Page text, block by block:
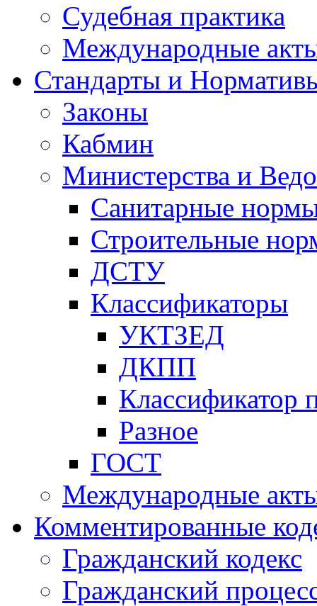
Судебная практика
Международные
Стандарты и
Законы
Кабмин
Министерства и
Санитарные
Строительные
ДСТУ
Классификаторы
УКТЗЕД
ДКПП
Классификатор
Разное
ГОСТ
Международные
Комментированные
Гражданский кодекс
Гражданский